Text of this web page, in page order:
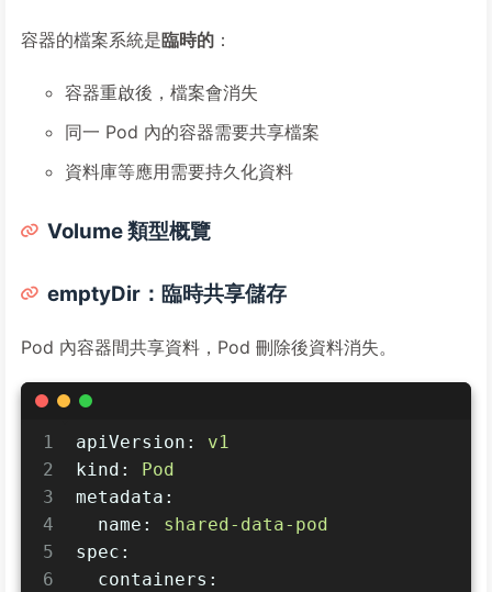
容器的檔案系統是臨時的 ：
容器重啟後，檔案會消失
同一 Pod 內的容器需要共享檔案
資料庫等應用需要持久化資料
Volume 類型概覽
emptyDir：臨時共享儲存
Pod 內容器間共享資料，Pod 刪除後資料消失。
1
2
3
4
5
6
apiVersion:
v1
kind:
Pod
metadata:
name:
shared-data-pod
spec:
containers: